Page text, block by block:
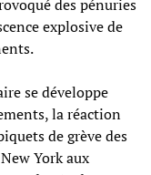
des pénuries
explosive de
se développe
la réaction
de grève des
York aux